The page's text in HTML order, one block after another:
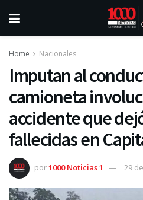
Home Nacionales
Imputan al
camioneta
accidente que
fallecidas en
por1000 Noticias 1 29